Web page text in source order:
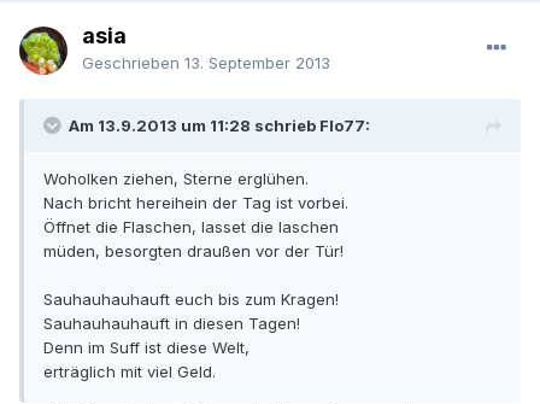
asia
Geschrieben 13. September 2013
Am 13.9.2013 um 11:28 schrieb Flo77:
Woholken ziehen, Sterne erglühen.
Nach bricht hereihein der Tag ist vorbei.
Öffnet die Flaschen, lasset die laschen
müden, besorgten draußen vor der Tür!
Sauhauhauhauft euch bis zum Kragen!
Sauhauhauhauft in diesen Tagen!
Denn im Suff ist diese Welt,
erträglich mit viel Geld.